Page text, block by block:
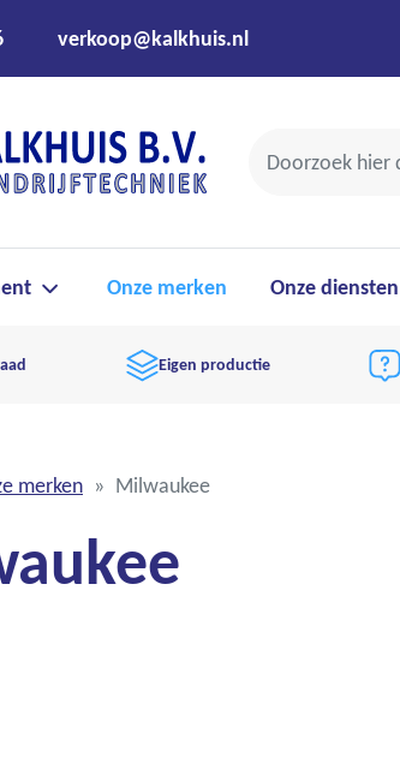
verkoop@kalkhuis.nl
Onze merken Onze diensten
Eigen productie
merken Milwaukee